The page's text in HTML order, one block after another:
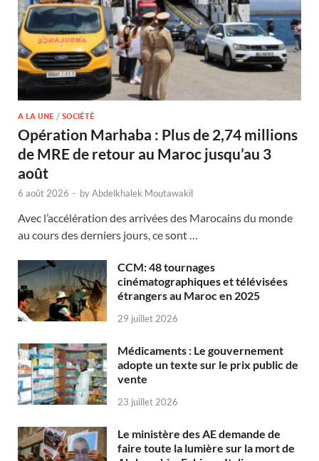
A LA UNE / SOCIÉTÉ
Opération Marhaba : Plus de 2,74 millions
de MRE de retour au Maroc jusqu’au 3
août
6 août 2026 - byAbdelkhalek Moutawakil
Avec l’accélération des arrivées des Marocains du monde
au cours des derniers jours, ce sont …
CCM: 48 tournages
cinématographiques et télévisées
étrangers au Maroc en 2025
29 juillet 2026
Médicaments : Le gouvernement
adopte un texte sur le prix public de
vente
23 juillet 2026
Le ministère des AE demande de
faire toute la lumière sur la mort de